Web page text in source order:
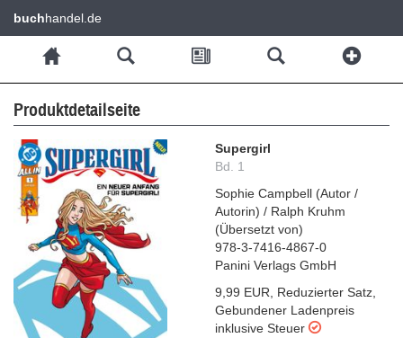
buchhandel.de
Produktdetailseite
Supergirl
Bd. 1
Sophie Campbell (Autor /
Autorin) / Ralph Kruhm
(Übersetzt von)
978-3-7416-4867-0
Panini Verlags GmbH
9,99 EUR
Reduzierter Satz
Gebundener Ladenpreis
inklusive Steuer